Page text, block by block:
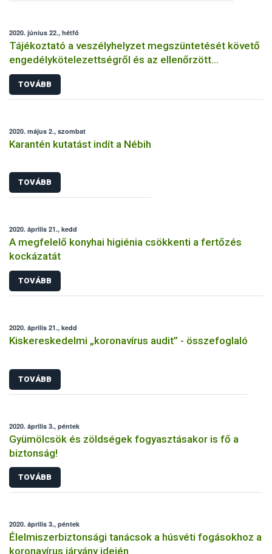
2020. június 22., hétfő
Tájékoztató a veszélyhelyzet megszüntetését követő
engedélykötelezettségről és az ellenőrzött
bejelentés megtételéről
TOVÁBB
2020. május 2., szombat
Karantén kutatást indít a Nébih
TOVÁBB
2020. április 21., kedd
A megfelelő konyhai higiénia csökkenti a fertőzés
kockázatát
TOVÁBB
2020. április 21., kedd
Kiskereskedelmi „koronavírus audit” - összefoglaló
TOVÁBB
2020. április 3., péntek
Gyümölcsök és zöldségek fogyasztásakor is fő a
biztonság!
TOVÁBB
2020. április 3., péntek
Élelmiszerbiztonsági tanácsok a húsvéti fogásokhoz a
koronavírus járvány idején